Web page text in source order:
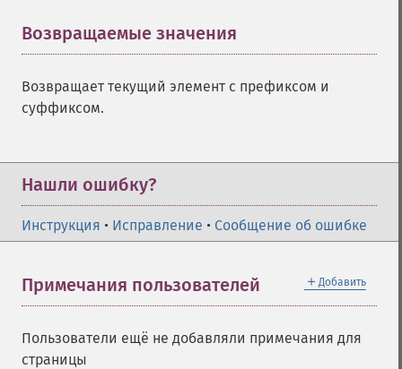
Возвращаемые значения
Возвращает текущий элемент с префиксом и
суффиксом.
Нашли ошибку?
Инструкция • Исправление • Сообщение об ошибке
＋ Добавить
Примечания пользователей
Пользователи ещё не добавляли примечания для
страницы